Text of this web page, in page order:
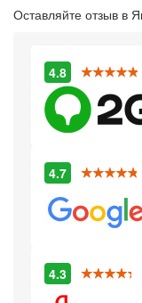
Оставляйте отзыв в
4.8
4.7
4.3